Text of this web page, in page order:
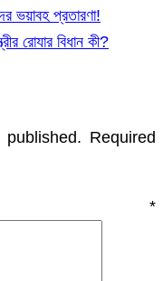
ভয়াবহ প্রতারণা!
রোযার বিধান কী?
Required
*